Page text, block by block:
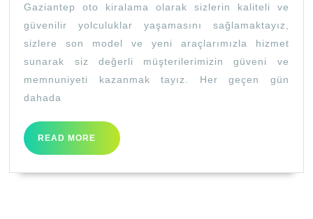
OTO
KİRALAMA
Gaziantep oto kiralama olarak sizlerin kaliteli ve
güvenilir yolculuklar yaşamasını sağlamaktayız,
sizlere son model ve yeni araçlarımızla hizmet
sunarak siz değerli müşterilerimizin güveni ve
memnuniyeti kazanmak tayız. Her geçen gün
dahada
READ MORE
READ
MORE